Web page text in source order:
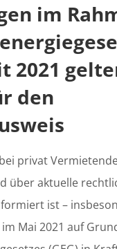
im
2021
den
privat
über aktuelle
ist –
Mai 2021 auf